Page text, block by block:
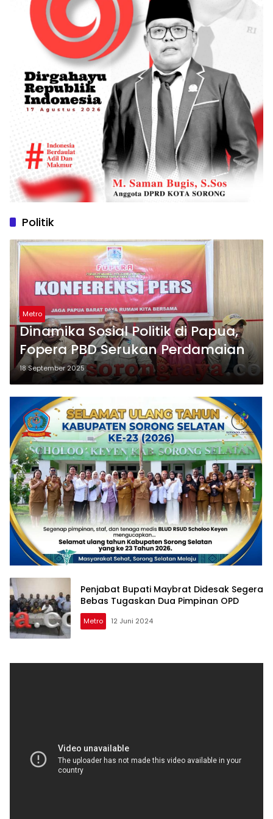
Politik
Metro
Dinamika Sosial Politik di Papua,
Fopera PBD Serukan Perdamaian
18 September 2025
Penjabat Bupati Maybrat Didesak Segera
Bebas Tugaskan Dua Pimpinan OPD
Metro 12 Juni 2024